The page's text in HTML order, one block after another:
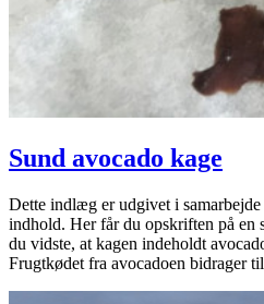
Sund avocado kage
Dette indlæg er udgivet i
indhold. Her får du opskriften på en
du vidste, at kagen indeholdt
Frugtkødet fra avocadoen bidrager